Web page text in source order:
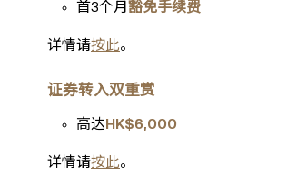
首3个月豁免手续费
详情请按此。
证券转入双重赏
高达HK$6,000
详情请按此。